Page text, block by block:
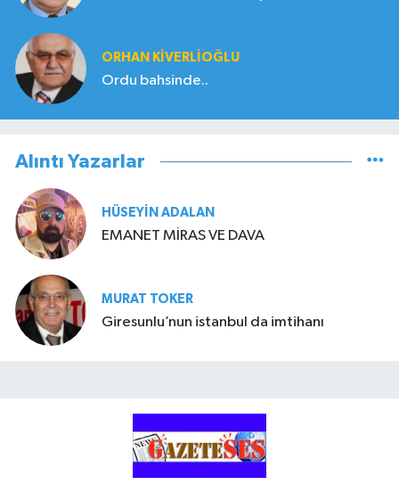
ORHAN KIVERLIOĞLU
Ordu bahsinde..
Alıntı Yazarlar
HÜSEYIN ADALAN
EMANET MİRAS VE DAVA
MURAT TOKER
Giresunlu’nun istanbul da imtihanı